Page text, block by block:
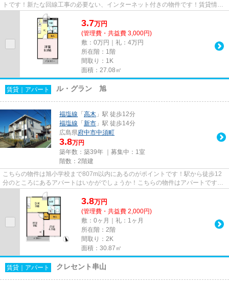
トです！新たな回線工事の必要ない、インターネット付きの物件です！賃貸情報
をお探しなら、エステート高橋...
3.7万円
(管理費・共益費 3,000円)
敷：0万円｜礼：4万円
所在階：1階
間取り：1K
面積：27.08㎡
賃貸｜アパート ル・グラン 旭
福塩線 「 高木 」駅 徒歩12分
福塩線 「 新市 」駅 徒歩14分
広島県府中市中須町
3.8万円
築年数：築39年 ｜募集中： 1室
階数：2階建
こちらの物件は旭小学校まで807m以内にあるのがポイントです！駅から徒歩12
分のところにあるアパートはいかがでしょうか！こちらの物件はアパートです！
物件に関する細かい内容は、084...
3.8万円
(管理費・共益費 2,000円)
敷：0ヶ月｜礼：1ヶ月
所在階：2階
間取り：2K
面積：30.87㎡
賃貸｜アパート クレセント串山